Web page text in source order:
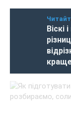
Віскі